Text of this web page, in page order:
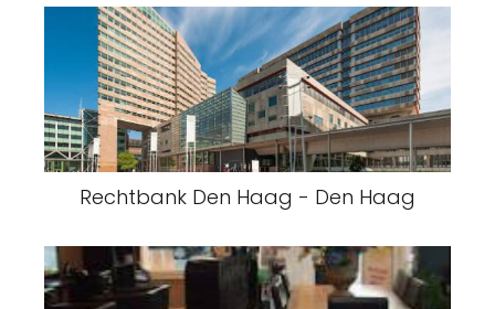
Rechtbank Den Haag - Den Haag